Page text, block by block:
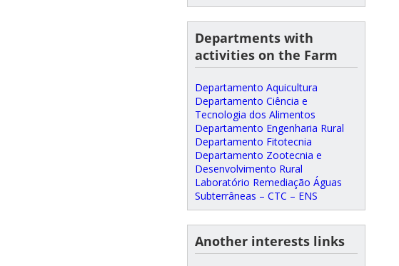
Departments with
activities on the Farm
Departamento Aquicultura
Departamento Ciência e
Tecnologia dos Alimentos
Departamento Engenharia Rural
Departamento Fitotecnia
Departamento Zootecnia e
Desenvolvimento Rural
Laboratório Remediação Águas
Subterrâneas – CTC – ENS
Another interests links